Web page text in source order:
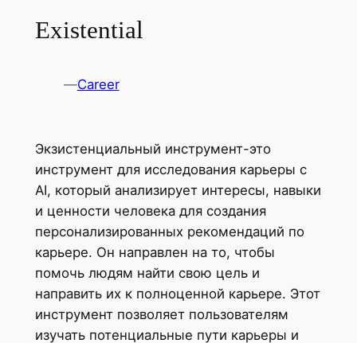
Existential
—Career
Экзистенциальный инструмент-это
инструмент для исследования карьеры с
AI, который анализирует интересы, навыки
и ценности человека для создания
персонализированных рекомендаций по
карьере. Он направлен на то, чтобы
помочь людям найти свою цель и
направить их к полноценной карьере. Этот
инструмент позволяет пользователям
изучать потенциальные пути карьеры и